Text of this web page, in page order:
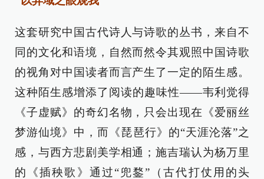
这套研究中国古代诗人与诗歌的丛书，来自不
同的文化和语境，自然而然令其观照中国诗歌
的视角对中国读者而言产生了一定的陌生感。
这种陌生感增添了阅读的趣味性——韦利觉得
《子虚赋》的奇幻名物，只会出现在《爱丽丝
梦游仙境》中，而《琵琶行》的“天涯沦落”之
感，与西方悲剧美学相通；施吉瑞认为杨万里
的《插秧歌》通过“兜鍪”（古代打仗用的头